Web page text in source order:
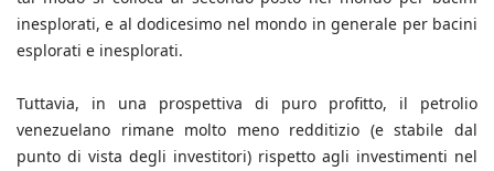
inesplorati, e al dodicesimo nel mondo in generale per bacini
esplorati e inesplorati.
Tuttavia, in una prospettiva di puro profitto, il petrolio
venezuelano rimane molto meno redditizio (e stabile dal
punto di vista degli investitori) rispetto agli investimenti nel